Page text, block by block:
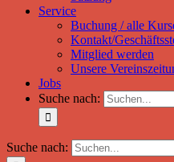
Service
Buchung / alle
Kontakt/
Mitglied werden
Unsere
Jobs
Suche nach:
Suche nach: